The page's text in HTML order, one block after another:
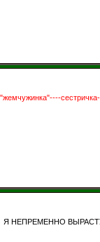
НЕПРЕМЕННО